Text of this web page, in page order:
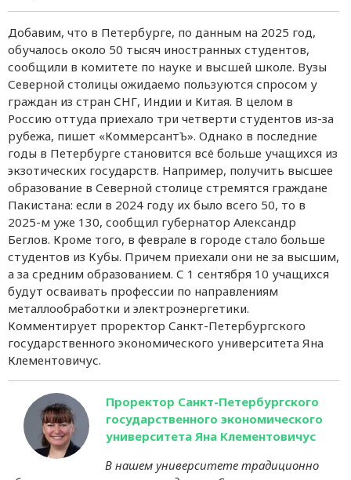
Добавим, что в Петербурге, по данным на 2025 год,
обучалось около 50 тысяч иностранных студентов,
сообщили в комитете по науке и высшей школе. Вузы
Северной столицы ожидаемо пользуются спросом у
граждан из стран СНГ, Индии и Китая. В целом в
Россию оттуда приехало три четверти студентов из-за
рубежа, пишет «КоммерсантЪ». Однако в последние
годы в Петербурге становится всё больше учащихся из
экзотических государств. Например, получить высшее
образование в Северной столице стремятся граждане
Пакистана: если в 2024 году их было всего 50, то в
2025-м уже 130, сообщил губернатор Александр
Беглов. Кроме того, в феврале в городе стало больше
студентов из Кубы. Причем приехали они не за высшим,
а за средним образованием. С 1 сентября 10 учащихся
будут осваивать профессии по направлениям
металлообработки и электроэнергетики.
Комментирует проректор Санкт-Петербургского
государственного экономического университета Яна
Клементовичус.
Проректор Санкт-Петербургского
государственного экономического
университета Яна Клементовичус
В нашем университете традиционно